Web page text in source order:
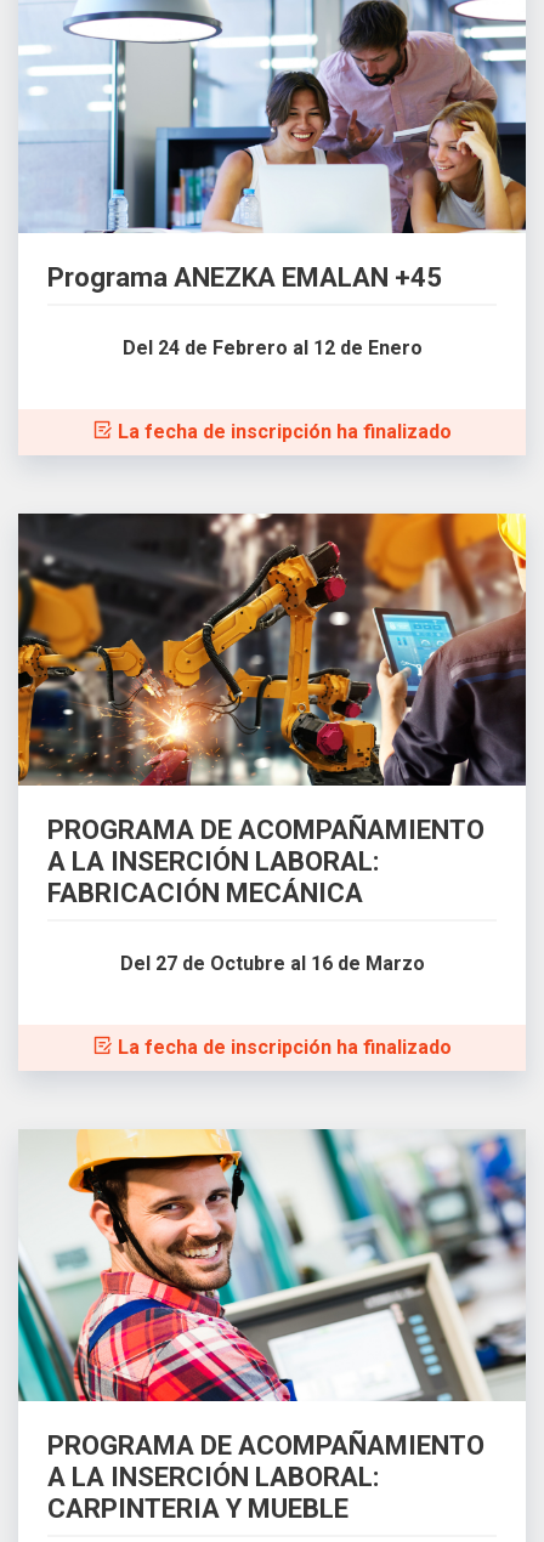
Programa ANEZKA EMALAN +45
Del 24 de Febrero al 12 de Enero
La fecha de inscripción ha finalizado
PROGRAMA DE ACOMPAÑAMIENTO
A LA INSERCIÓN LABORAL:
FABRICACIÓN MECÁNICA
Del 27 de Octubre al 16 de Marzo
La fecha de inscripción ha finalizado
PROGRAMA DE ACOMPAÑAMIENTO
A LA INSERCIÓN LABORAL:
CARPINTERIA Y MUEBLE